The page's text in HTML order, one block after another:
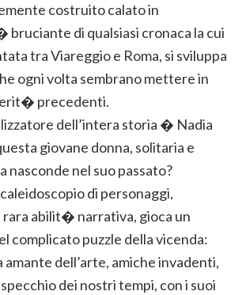
costruito calato in
di qualsiasi cronaca la cui
tra Viareggio e Roma, si sviluppa
ogni volta sembrano mettere in
precedenti.
dell’intera storia � Nadia
giovane donna, solitaria e
nasconde nel suo passato?
di personaggi,
abilit� narrativa, gioca un
complicato puzzle della vicenda:
amante dell’arte, amiche invadenti,
dei nostri tempi, con i suoi